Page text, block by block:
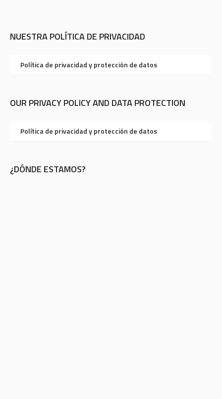
NUESTRA POLÍTICA DE PRIVACIDAD
Política de privacidad y protección de datos
OUR PRIVACY POLICY AND DATA PROTECTION
Política de privacidad y protección de datos
¿DÓNDE ESTAMOS?